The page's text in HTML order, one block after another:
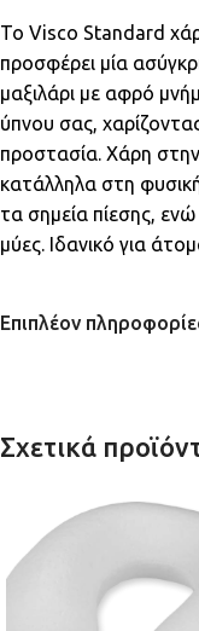
Το Visco Standard
προσφέρει μία
μαξιλάρι με αφρό
ύπνου σας,
προστασία. Χάρη
κατάλληλα στη
τα σημεία πίεσης,
μύες. Ιδανικό για
Επιπλέον
Σχετικά